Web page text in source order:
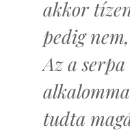
akkor
pedig
Az a
tudta